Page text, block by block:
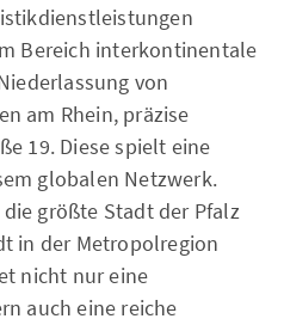
Bereich interkontinentale
von
am Rhein, präzise
19. Diese spielt eine
globalen Netzwerk.
größte Stadt der Pfalz
in der Metropolregion
nicht nur eine
auch eine reiche